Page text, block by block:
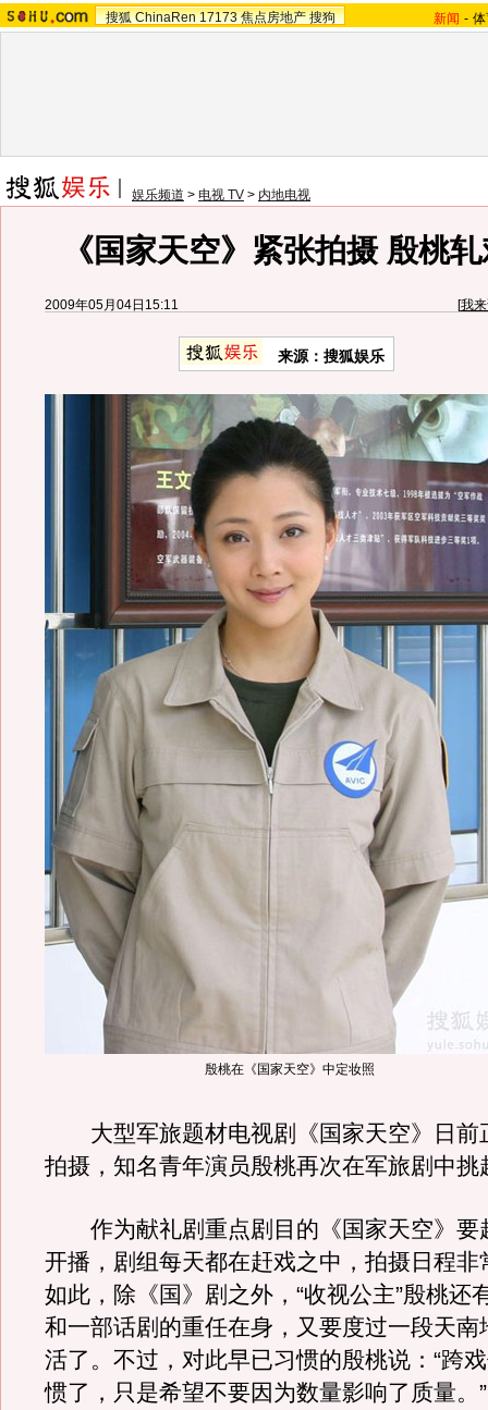
搜狐 ChinaRen 17173 焦点房地产 搜狗 新闻 -
娱乐频道 > 电视 TV > 内地电视
《国家天空》紧张拍摄 殷桃
2009年05月04日15:11 [我
来源： 搜狐娱乐
殷桃在《国家天空》中定妆照
大型军旅题材电视剧《国家天空》日前
拍摄，知名青年演员殷桃再次在军旅剧中挑
作为献礼剧重点剧目的《国家天空》要
开播，剧组每天都在赶戏之中，拍摄日程非
如此，除《国》剧之外，“收视公主”殷桃还
和一部话剧的重任在身，又要度过一段天南
活了。不过，对此早已习惯的殷桃说：“跨
惯了，只是希望不要因为数量影响了质量。”